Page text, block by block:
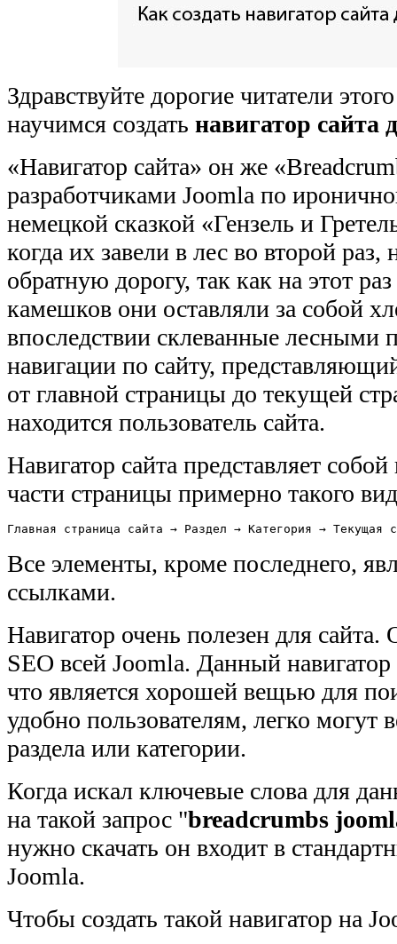
Здравствуйте дорогие читатели
научимся создать навигатор сайта
«Навигатор сайта» он же
разработчиками Joomla по
немецкой сказкой «Гензель и
когда их завели в лес во второй раз,
обратную дорогу, так как на этот
камешков они оставляли за собой
впоследствии склеванные
навигации по сайту,
от главной страницы до текущей
находится пользователь сайта.
Навигатор сайта представляет
части страницы примерно такого
Главная страница сайта → Раздел → Категория → Текущая
Все элементы, кроме последнего,
ссылками.
Навигатор очень полезен для сайта.
SEO всей Joomla. Данный
что является хорошей вещью для
удобно пользователям, легко могут
раздела или категории.
Когда искал ключевые слова для
на такой запрос "breadcrumbs
нужно скачать он входит в
Joomla.
Чтобы создать такой навигатор на